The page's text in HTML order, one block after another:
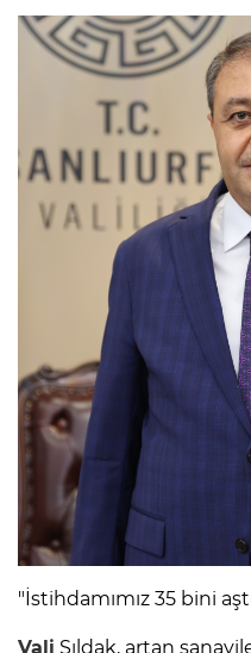
"İstihdamımız 35 bini
Vali Şıldak, artan